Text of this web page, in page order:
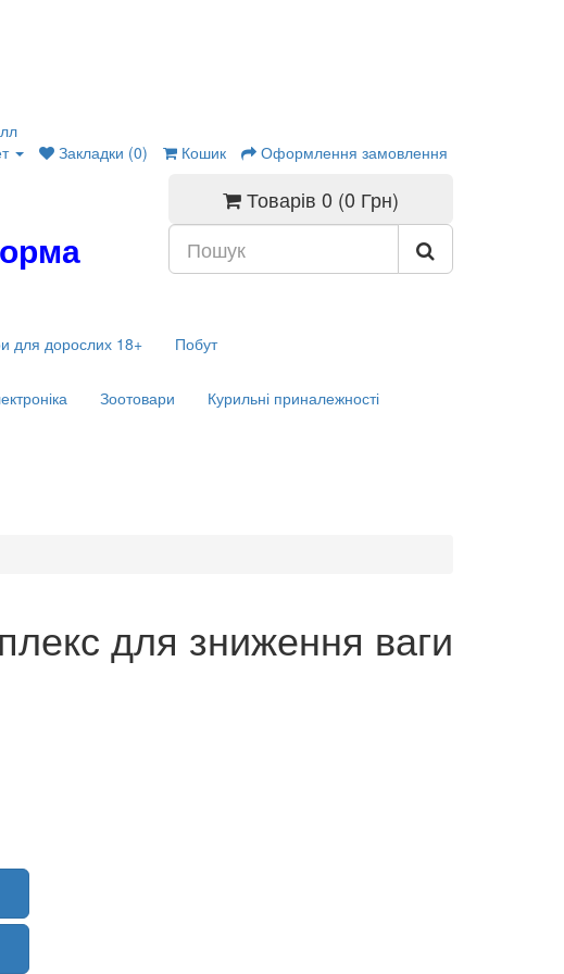
Закладки (0) Кошик Оформлення замовлення
Товарів 0 (0 Грн)
для дорослих 18+ Побут
Зоотовари Курильні приналежності
для зниження ваги